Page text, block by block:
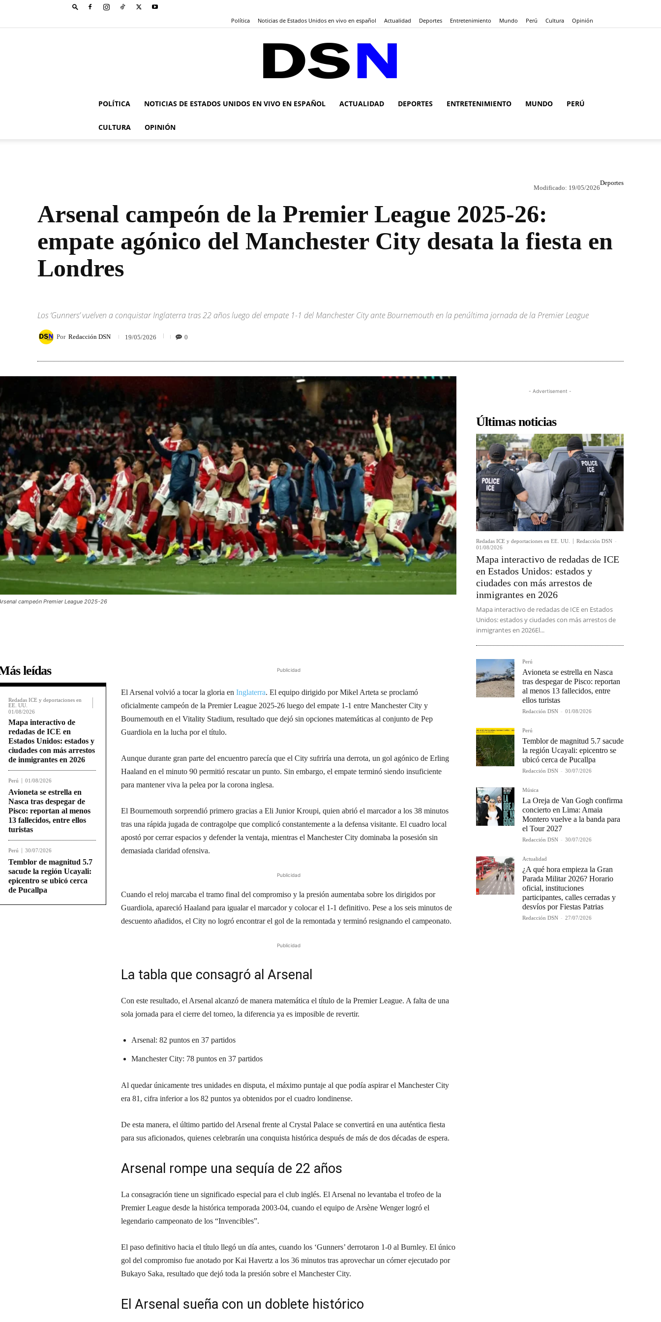
Política Noticias de Estados Unidos en vivo en español Actualidad Deportes Entretenimiento Mundo Perú Cultura Opinión
POLÍTICA NOTICIAS DE ESTADOS UNIDOS EN VIVO EN ESPAÑOL ACTUALIDAD DEPORTES ENTRETENIMIENTO MUNDO PERÚ
CULTURA OPINIÓN
Deportes
Modificado: 19/05/2026
Arsenal campeón de la Premier League 2025-26:
empate agónico del Manchester City desata la fiesta en
Londres
Los ‘Gunners’ vuelven a conquistar Inglaterra tras 22 años luego del empate 1-1 del Manchester City ante Bournemouth en la penúltima jornada de la Premier League
Por Redacción DSN 19/05/2026 0
campeón Premier League 2025-26
leídas
Redadas ICE y deportaciones en
EE. UU.
01/08/2026
Mapa interactivo de
redadas de ICE en
Estados Unidos: estados y
ciudades con más arrestos
de inmigrantes en 2026
Perú 01/08/2026
Avioneta se estrella en
Nasca tras despegar de
Pisco: reportan al menos
13 fallecidos, entre ellos
turistas
Perú 30/07/2026
Temblor de magnitud 5.7
sacude la región Ucayali:
epicentro se ubicó cerca
de Pucallpa
Publicidad
El Arsenal volvió a tocar la gloria en Inglaterra. El equipo dirigido por Mikel Arteta se proclamó
oficialmente campeón de la Premier League 2025-26 luego del empate 1-1 entre Manchester City y
Bournemouth en el Vitality Stadium, resultado que dejó sin opciones matemáticas al conjunto de Pep
Guardiola en la lucha por el título.
Aunque durante gran parte del encuentro parecía que el City sufriría una derrota, un gol agónico de Erling
Haaland en el minuto 90 permitió rescatar un punto. Sin embargo, el empate terminó siendo insuficiente
para mantener viva la pelea por la corona inglesa.
El Bournemouth sorprendió primero gracias a Eli Junior Kroupi, quien abrió el marcador a los 38 minutos
tras una rápida jugada de contragolpe que complicó constantemente a la defensa visitante. El cuadro local
apostó por cerrar espacios y defender la ventaja, mientras el Manchester City dominaba la posesión sin
demasiada claridad ofensiva.
Publicidad
Cuando el reloj marcaba el tramo final del compromiso y la presión aumentaba sobre los dirigidos por
Guardiola, apareció Haaland para igualar el marcador y colocar el 1-1 definitivo. Pese a los seis minutos de
descuento añadidos, el City no logró encontrar el gol de la remontada y terminó resignando el campeonato.
Publicidad
La tabla que consagró al Arsenal
Con este resultado, el Arsenal alcanzó de manera matemática el título de la Premier League. A falta de una
sola jornada para el cierre del torneo, la diferencia ya es imposible de revertir.
Arsenal: 82 puntos en 37 partidos
Manchester City: 78 puntos en 37 partidos
Al quedar únicamente tres unidades en disputa, el máximo puntaje al que podía aspirar el Manchester City
era 81, cifra inferior a los 82 puntos ya obtenidos por el cuadro londinense.
De esta manera, el último partido del Arsenal frente al Crystal Palace se convertirá en una auténtica fiesta
para sus aficionados, quienes celebrarán una conquista histórica después de más de dos décadas de espera.
Arsenal rompe una sequía de 22 años
La consagración tiene un significado especial para el club inglés. El Arsenal no levantaba el trofeo de la
Premier League desde la histórica temporada 2003-04, cuando el equipo de Arsène Wenger logró el
legendario campeonato de los “Invencibles”.
El paso definitivo hacia el título llegó un día antes, cuando los ‘Gunners’ derrotaron 1-0 al Burnley. El único
gol del compromiso fue anotado por Kai Havertz a los 36 minutos tras aprovechar un córner ejecutado por
Bukayo Saka, resultado que dejó toda la presión sobre el Manchester City.
El Arsenal sueña con un doblete histórico
- Advertisement -
Últimas noticias
Redadas ICE y deportaciones en EE. UU. Redacción DSN -
01/08/2026
Mapa interactivo de redadas de ICE
en Estados Unidos: estados y
ciudades con más arrestos de
inmigrantes en 2026
Mapa interactivo de redadas de ICE en Estados
Unidos: estados y ciudades con más arrestos de
inmigrantes en 2026El...
Perú
Avioneta se estrella en Nasca
tras despegar de Pisco: reportan
al menos 13 fallecidos, entre
ellos turistas
Redacción DSN - 01/08/2026
Perú
Temblor de magnitud 5.7 sacude
la región Ucayali: epicentro se
ubicó cerca de Pucallpa
Redacción DSN - 30/07/2026
Música
La Oreja de Van Gogh confirma
concierto en Lima: Amaia
Montero vuelve a la banda para
el Tour 2027
Redacción DSN - 30/07/2026
Actualidad
¿A qué hora empieza la Gran
Parada Militar 2026? Horario
oficial, instituciones
participantes, calles cerradas y
desvíos por Fiestas Patrias
Redacción DSN - 27/07/2026